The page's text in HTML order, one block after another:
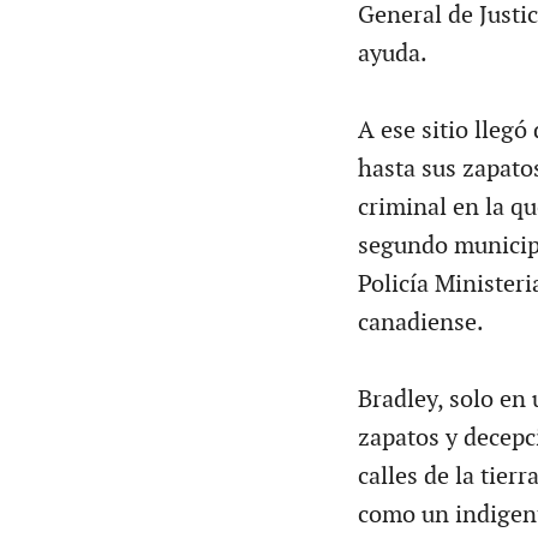
General de
ayuda.
A ese sitio llegó
hasta sus
criminal en la
segundo
Policía
canadiense.
Bradley, solo en
zapatos y
calles de la
como un